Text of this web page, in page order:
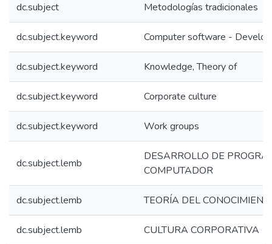
dc.subject Metodologías tradicionales
dc.subject.keyword Computer software -
dc.subject.keyword Knowledge, Theory of
dc.subject.keyword Corporate culture
dc.subject.keyword Work groups
dc.subject.lemb
DESARROLLO DE
COMPUTADOR
dc.subject.lemb TEORÍA DEL
dc.subject.lemb CULTURA CORPORATIVA